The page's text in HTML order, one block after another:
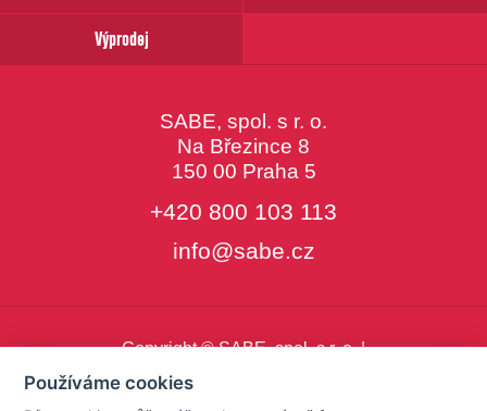
Výprodej
SABE, spol. s r. o.
Na Březince 8
150 00 Praha 5
+420 800 103 113
info@sabe.cz
Copyright © SABE, spol. s r. o. |
Používáme cookies